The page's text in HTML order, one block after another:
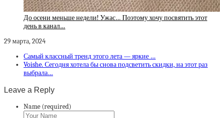
До осени меньше недели! Ужас… Поэтому хочу посвятить этот
день в канал…
29 марта, 2024
Самый классный тренд этого лета — яркие …
Voishe. Сегодня хотела бы снова подсветить скидки, на этот раз
выбрала…
Leave a Reply
Name (required)